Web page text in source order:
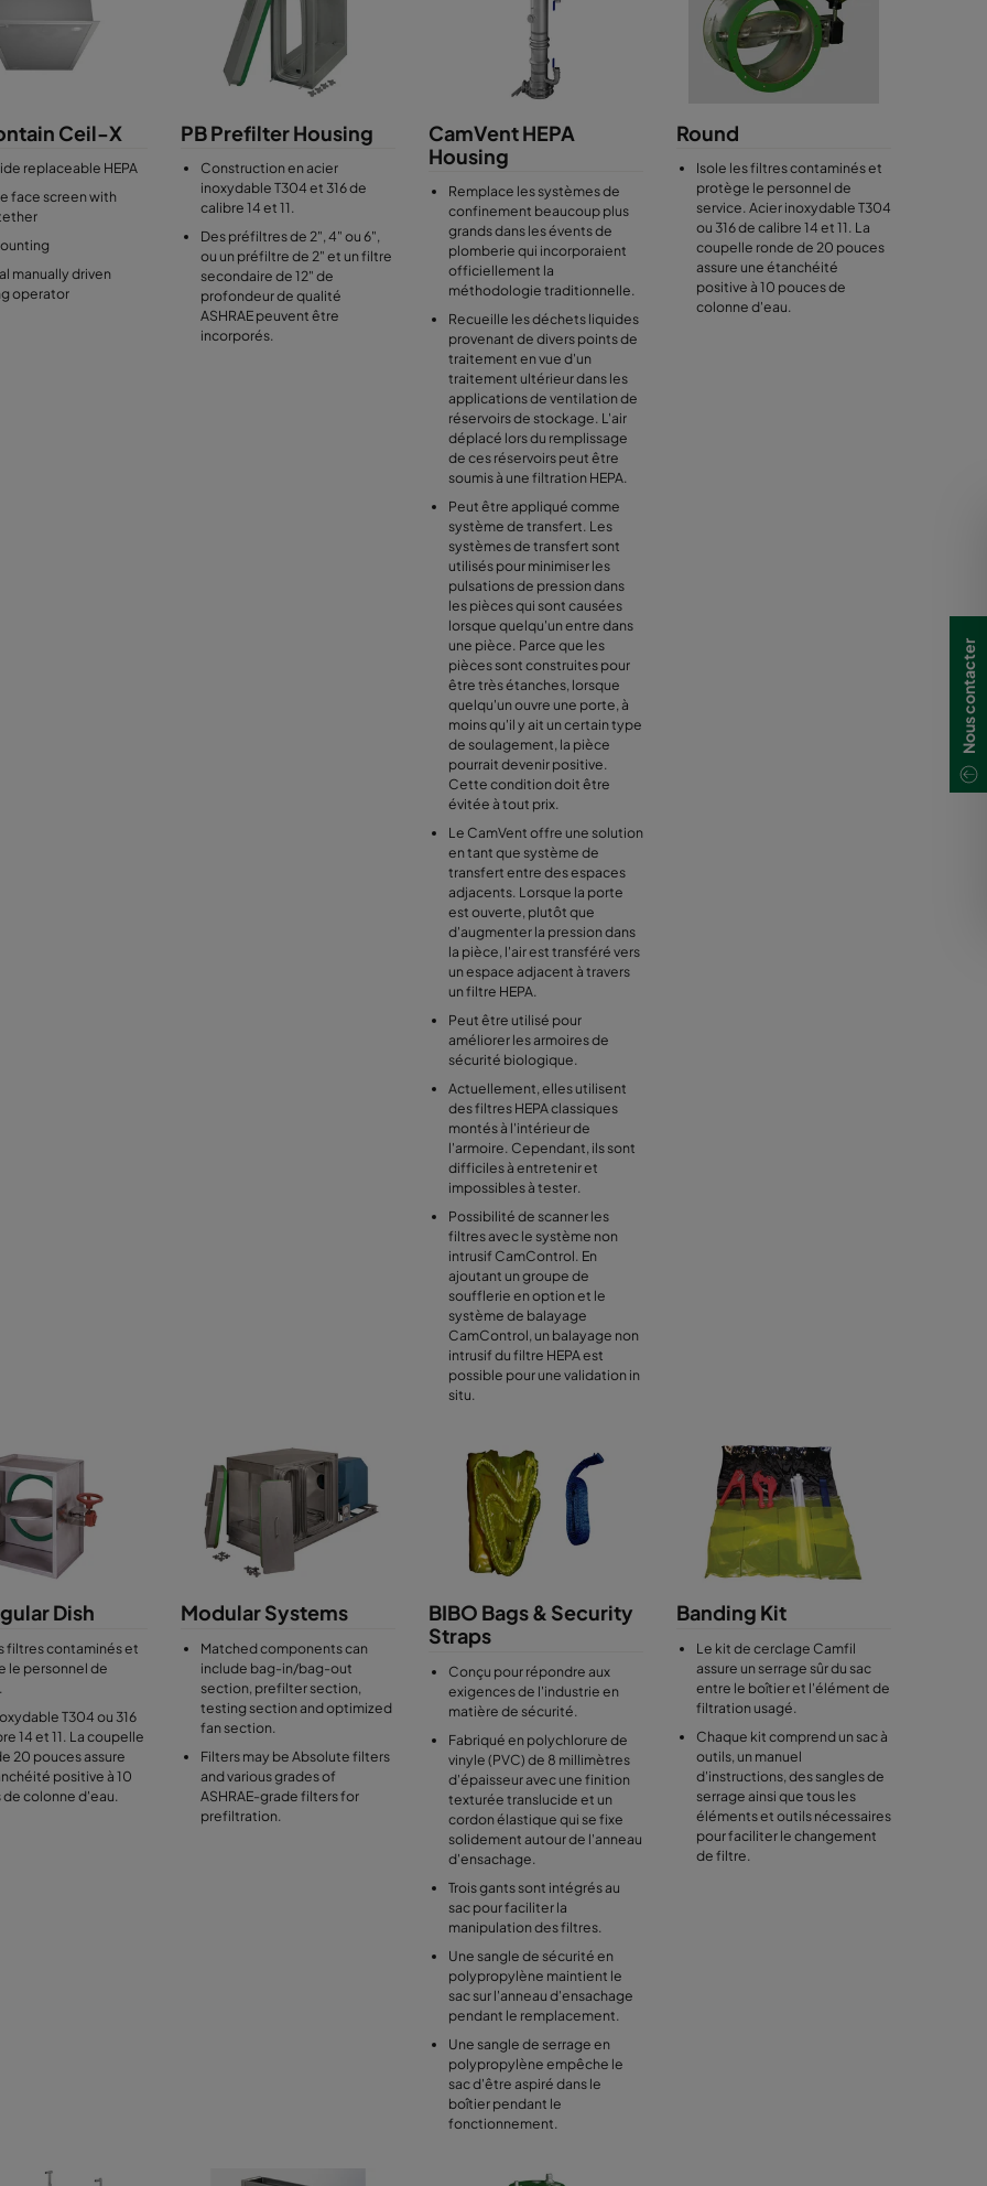
Ceil-X
replaceable HEPA
face screen with
manually driven
operator
PB Prefilter Housing
Construction en acier
inoxydable T304 et 316 de
calibre 14 et 11.
Des préfiltres de 2", 4" ou 6",
ou un préfiltre de 2" et un filtre
secondaire de 12" de
profondeur de qualité
ASHRAE peuvent être
incorporés.
CamVent HEPA
Housing
Remplace les systèmes de
confinement beaucoup plus
grands dans les évents de
plomberie qui incorporaient
officiellement la
méthodologie traditionnelle.
Recueille les déchets liquides
provenant de divers points de
traitement en vue d'un
traitement ultérieur dans les
applications de ventilation de
réservoirs de stockage. L'air
déplacé lors du remplissage
de ces réservoirs peut être
soumis à une filtration HEPA.
Peut être appliqué comme
système de transfert. Les
systèmes de transfert sont
utilisés pour minimiser les
pulsations de pression dans
les pièces qui sont causées
lorsque quelqu'un entre dans
une pièce. Parce que les
pièces sont construites pour
être très étanches, lorsque
quelqu'un ouvre une porte, à
moins qu'il y ait un certain type
de soulagement, la pièce
pourrait devenir positive.
Cette condition doit être
évitée à tout prix.
Le CamVent offre une solution
en tant que système de
transfert entre des espaces
adjacents. Lorsque la porte
est ouverte, plutôt que
d'augmenter la pression dans
la pièce, l'air est transféré vers
un espace adjacent à travers
un filtre HEPA.
Peut être utilisé pour
améliorer les armoires de
sécurité biologique.
Actuellement, elles utilisent
des filtres HEPA classiques
montés à l'intérieur de
l'armoire. Cependant, ils sont
difficiles à entretenir et
impossibles à tester.
Possibilité de scanner les
filtres avec le système non
intrusif CamControl. En
ajoutant un groupe de
soufflerie en option et le
système de balayage
CamControl, un balayage non
intrusif du filtre HEPA est
possible pour une validation in
situ.
Round
Isole les filtres contaminés et
protège le personnel de
service. Acier inoxydable T304
ou 316 de calibre 14 et 11. La
coupelle ronde de 20 pouces
assure une étanchéité
positive à 10 pouces de
colonne d'eau.
Dish
filtres contaminés et
le personnel de
T304 ou 316
14 et 11. La coupelle
20 pouces assure
positive à 10
de colonne d'eau.
Modular Systems
Matched components can
include bag-in/bag-out
section, prefilter section,
testing section and optimized
fan section.
Filters may be Absolute filters
and various grades of
ASHRAE-grade filters for
prefiltration.
BIBO Bags & Security
Straps
Conçu pour répondre aux
exigences de l'industrie en
matière de sécurité.
Fabriqué en polychlorure de
vinyle (PVC) de 8 millimètres
d'épaisseur avec une finition
texturée translucide et un
cordon élastique qui se fixe
solidement autour de l'anneau
d'ensachage.
Trois gants sont intégrés au
sac pour faciliter la
manipulation des filtres.
Une sangle de sécurité en
polypropylène maintient le
sac sur l'anneau d'ensachage
pendant le remplacement.
Une sangle de serrage en
polypropylène empêche le
sac d'être aspiré dans le
boîtier pendant le
fonctionnement.
Banding Kit
Le kit de cerclage Camfil
assure un serrage sûr du sac
entre le boîtier et l'élément de
filtration usagé.
Chaque kit comprend un sac à
outils, un manuel
d'instructions, des sangles de
serrage ainsi que tous les
éléments et outils nécessaires
pour faciliter le changement
de filtre.
Nous contacter